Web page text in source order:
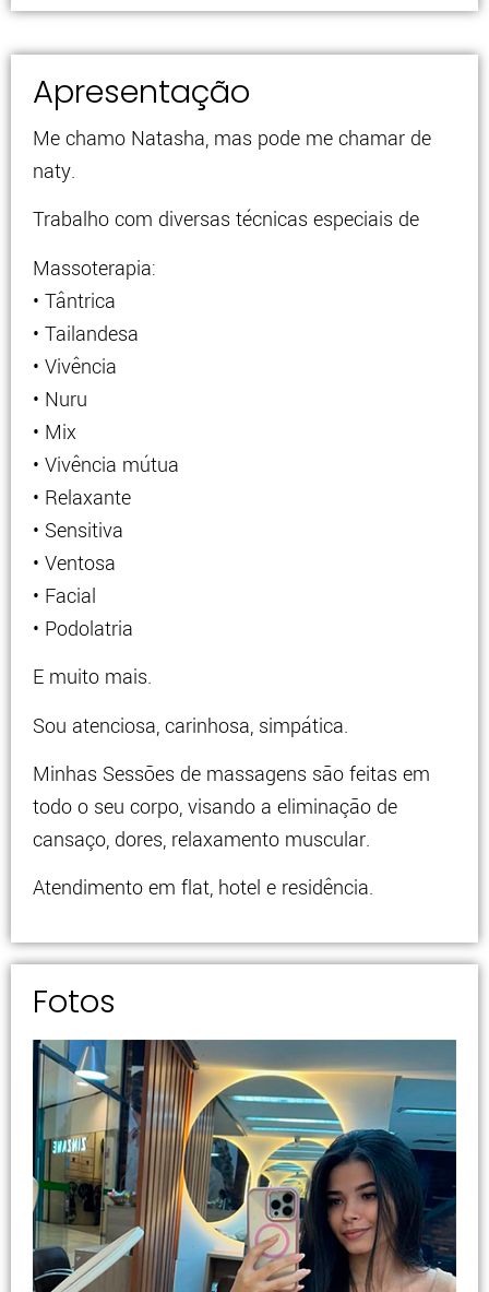
Apresentação
Me chamo Natasha, mas pode me chamar de
naty.
Trabalho com diversas técnicas especiais de
Massoterapia:
• Tântrica
• Tailandesa
• Vivência
• Nuru
• Mix
• Vivência mútua
• Relaxante
• Sensitiva
• Ventosa
• Facial
• Podolatria
E muito mais.
Sou atenciosa, carinhosa, simpática.
Minhas Sessões de massagens são feitas em
todo o seu corpo, visando a eliminação de
cansaço, dores, relaxamento muscular.
Atendimento em flat, hotel e residência.
Fotos